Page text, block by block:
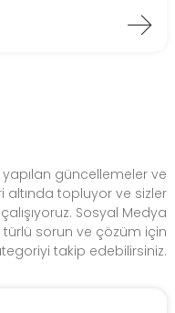
güncellemeler ve
altında topluyor ve sizler
Sosyal Medya
türlü sorun ve çözüm için
takip edebilirsiniz.